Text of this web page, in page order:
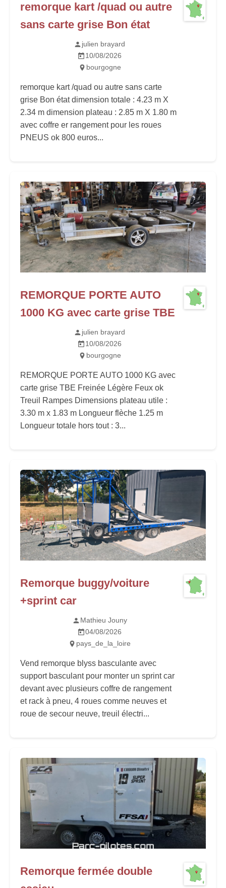
remorque kart /quad ou autre
sans carte grise Bon état
julien brayard
10/08/2026
bourgogne
remorque kart /quad ou autre sans carte
grise Bon état dimension totale : 4.23 m X
2.34 m dimension plateau : 2.85 m X 1.80 m
avec coffre er rangement pour les roues
PNEUS ok 800 euros...
REMORQUE PORTE AUTO
1000 KG avec carte grise TBE
julien brayard
10/08/2026
bourgogne
REMORQUE PORTE AUTO 1000 KG avec
carte grise TBE Freinée Légère Feux ok
Treuil Rampes Dimensions plateau utile :
3.30 m x 1.83 m Longueur flèche 1.25 m
Longueur totale hors tout : 3...
Remorque buggy/voiture
+sprint car
Mathieu Jouny
04/08/2026
pays_de_la_loire
Vend remorque blyss basculante avec
support basculant pour monter un sprint car
devant avec plusieurs coffre de rangement
et rack à pneu, 4 roues comme neuves et
roue de secour neuve, treuil électri...
Remorque fermée double